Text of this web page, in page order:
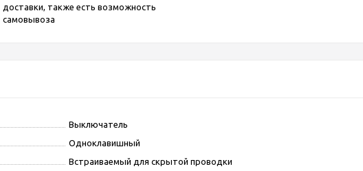
доставки, также есть возможность
самовывоза
Выключатель
Одноклавишный
Встраиваемый для скрытой проводки